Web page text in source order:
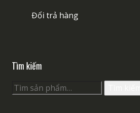
Đổi trả hàng
Tìm kiếm
Tìm
kiếm: